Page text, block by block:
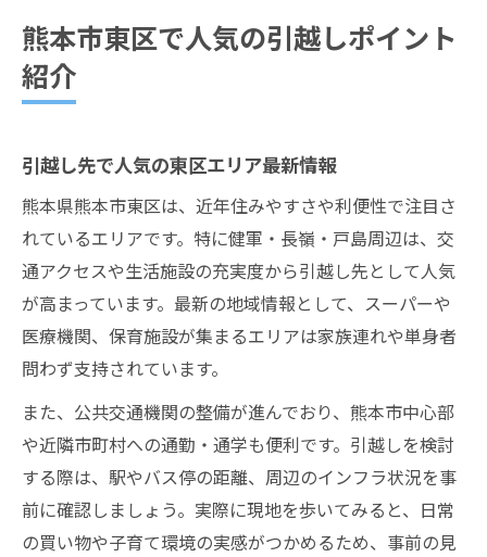
熊本市東区で人気の引越しポイント
紹介
引越し先で人気の東区エリア最新情報
熊本県熊本市東区は、近年住みやすさや利便性で注目さ
れているエリアです。特に健軍・長嶺・戸島周辺は、交
通アクセスや生活施設の充実度から引越し先として人気
が高まっています。最新の地域情報として、スーパーや
医療機関、保育施設が集まるエリアは家族連れや単身者
問わず支持されています。
また、公共交通機関の整備が進んでおり、熊本市中心部
や近隣市町村への通勤・通学も便利です。引越しを検討
する際は、駅やバス停の距離、周辺のインフラ状況を事
前に確認しましょう。実際に現地を歩いてみると、日常
の買い物や子育て環境の実感がつかめるため、事前の見